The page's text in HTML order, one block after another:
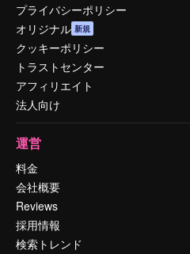
プライバシーポリシー
オリジナル 新規
クッキーポリシー
トラストセンター
アフィリエイト
法人向け
運営
料金
会社概要
Reviews
採用情報
検索トレンド